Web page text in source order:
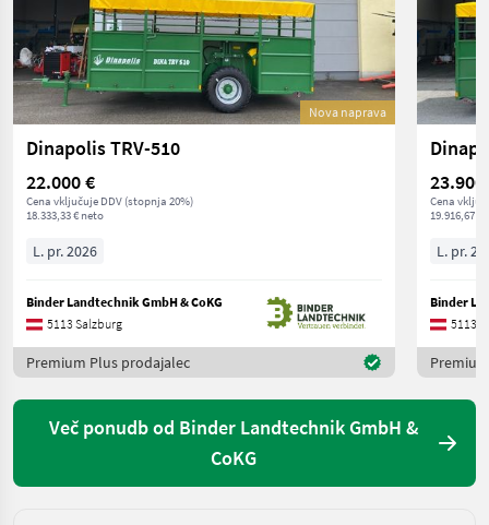
Nova naprava
Dinapolis TRV-510
22.000 €
Cena vključuje DDV (stopnja 20%)
18.333,33 € neto
L. pr. 2026
Binder Landtechnik GmbH & CoKG
5113 Salzburg
Premium Plus prodajalec
23.900
Cena
19.916,67 €
L. pr.
Binder
5113
Več ponudb od Binder Landtechnik GmbH &
CoKG